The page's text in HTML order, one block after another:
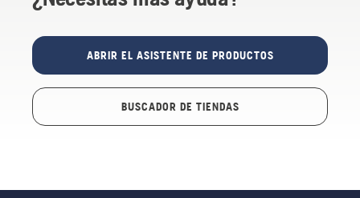
ABRIR EL ASISTENTE DE PRODUCTOS
BUSCADOR DE TIENDAS